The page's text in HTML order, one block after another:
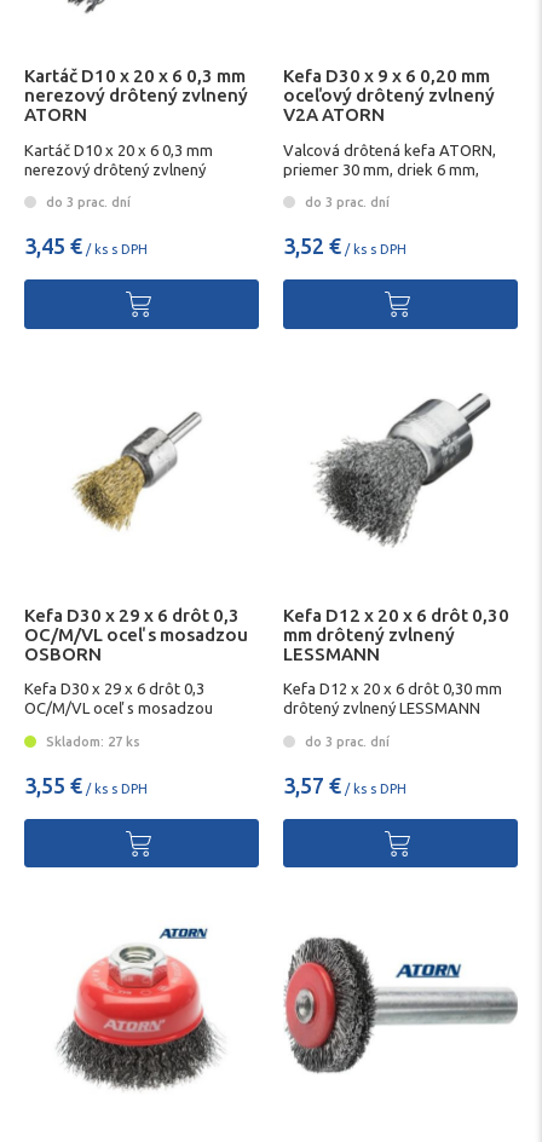
Kartáč D10 x 20 x 6 0,3 mm
nerezový drôtený zvlnený
ATORN
Kartáč D10 x 20 x 6 0,3 mm
nerezový drôtený zvlnený
do 3 prac. dní
3,45 € / ks s DPH
Kefa D30 x 9 x 6 0,20 mm
oceľový drôtený zvlnený
V2A ATORN
Valcová drôtená kefa ATORN,
priemer 30 mm, driek 6 mm,
mmdo 3 prac. dní
3,52 € / ks s DPH
Kefa D30 x 29 x 6 drôt 0,3
OC/M/VL oceľ s mosadzou
OSBORN
Kefa D30 x 29 x 6 drôt 0,3
OC/M/VL oceľ s mosadzou
Skladom: 27 ks
3,55 € / ks s DPH
Kefa D12 x 20 x 6 drôt 0,30
mm drôtený zvlnený
LESSMANN
Kefa D12 x 20 x 6 drôt 0,30 mm
drôtený zvlnený LESSMANN
do 3 prac. dní
3,57 € / ks s DPH